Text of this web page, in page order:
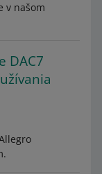
v našom
DAC7